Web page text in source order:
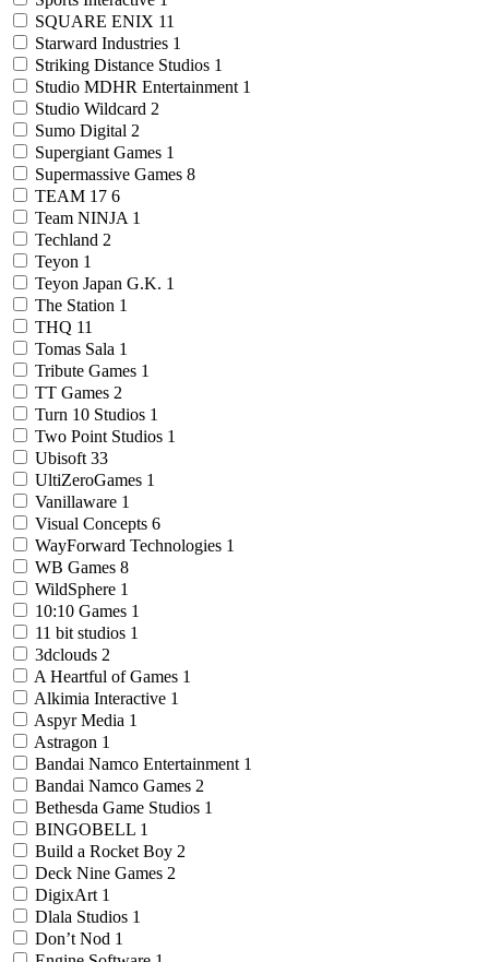
SQUARE ENIX 11
Starward Industries 1
Striking Distance Studios 1
Studio MDHR Entertainment 1
Studio Wildcard 2
Sumo Digital 2
Supergiant Games 1
Supermassive Games 8
TEAM 17 6
Team NINJA 1
Techland 2
Teyon 1
Teyon Japan G.K. 1
The Station 1
THQ 11
Tomas Sala 1
Tribute Games 1
TT Games 2
Turn 10 Studios 1
Two Point Studios 1
Ubisoft 33
UltiZeroGames 1
Vanillaware 1
Visual Concepts 6
WayForward Technologies 1
WB Games 8
WildSphere 1
10:10 Games 1
11 bit studios 1
3dclouds 2
A Heartful of Games 1
Alkimia Interactive 1
Aspyr Media 1
Astragon 1
Bandai Namco Entertainment 1
Bandai Namco Games 2
Bethesda Game Studios 1
BINGOBELL 1
Build a Rocket Boy 2
Deck Nine Games 2
DigixArt 1
Dlala Studios 1
Don’t Nod 1